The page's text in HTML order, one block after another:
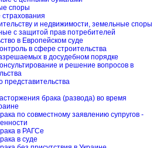
споры
и недвижимости, земельные споры
с защитой прав потребителей
в Европейском суде
в сфере строительства
в досудебном порядке
и решение вопросов в
представительства
брака (развода) во время
по совместному заявлению супругов -
в РАГСе
в суде